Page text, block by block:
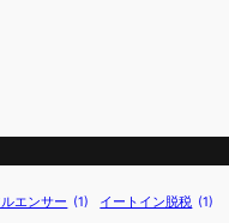
エンサー (1) イートイン脱税 (1)